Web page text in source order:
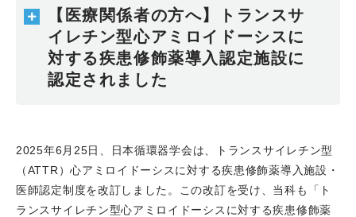
修医の今井凛太郎医師が血圧管理をテーマに講師を担当し
ました。
2025.12.05
HARI-HIME "Patient-Centered Quality"
WS と題して、PCI/EVTのワークショップを開催しまし
た。
2025.10.22 FMゲンキで放映されているハローはり姫
で、不整脈センター長 嶋根章部長が登壇、心房細動につ
いて話をしました。
2025.10.22 はり姫健康講座に川合宏哉特命教授が登
【医療関係者の方へ】トランスサ
イレチン型心アミロイドーシスに
対する疾患修飾薬導入認定施設に
認定されました
2025年6月25日、日本循環器学会は、トランスサイレチン型
（ATTR）心アミロイドーシスに対する疾患修飾薬導入施設・
医師認定制度を改訂しました。この改訂を受け、当科も「ト
ランスサイレチン型心アミロイドーシスに対する疾患修飾薬